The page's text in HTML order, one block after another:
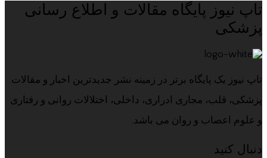
تاپ نیوز پایگاه مقالات و اطلاع رسانی
پزشکی
تاپ نیوز یک پایگاه برتر در زمینه نشر جدیدترین اخبار و مقالات
پزشکی، قلب، مجاری ادراری، داخلی، اختلالات روانی و رفتاری
و علوم اعصاب و روان می باشد.
دنبال کنید